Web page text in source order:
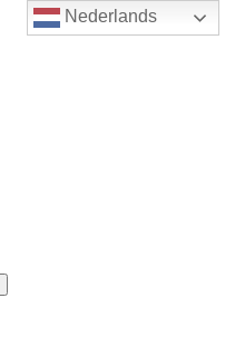
Nederlands